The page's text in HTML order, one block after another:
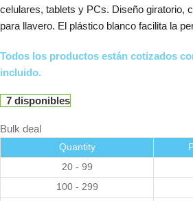
celulares, tablets y PCs. Diseño giratorio,
para llavero. El plástico blanco facilita la
Todos los productos están cotizados
incluido.
7 disponibles
Bulk deal
Quantity
20 - 99
100 - 299